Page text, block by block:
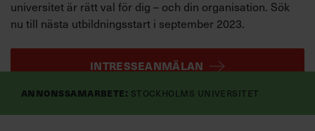
Annonssamarbete: Stockholms universitet
universitet är rätt val för dig – och din organisation. Sök
nu till nästa utbildningsstart i september 2023.
INTRESSEANMÄLAN